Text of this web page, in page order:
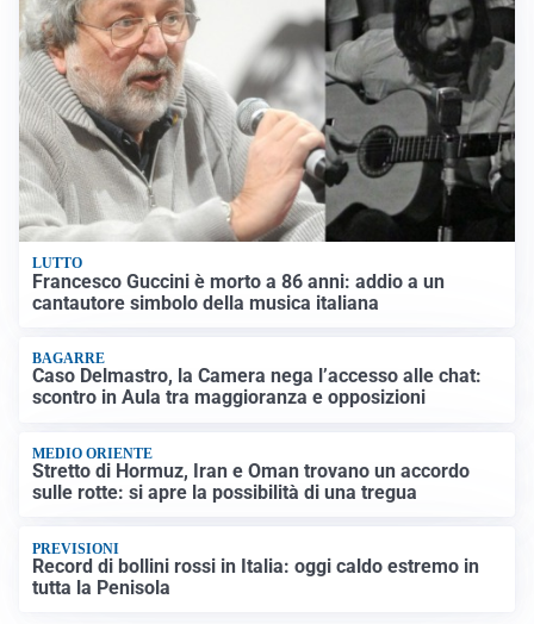
LUTTO
Francesco Guccini è morto a 86 anni: addio a un
cantautore simbolo della musica italiana
BAGARRE
Caso Delmastro, la Camera nega l’accesso alle chat:
scontro in Aula tra maggioranza e opposizioni
MEDIO ORIENTE
Stretto di Hormuz, Iran e Oman trovano un accordo
sulle rotte: si apre la possibilità di una tregua
PREVISIONI
Record di bollini rossi in Italia: oggi caldo estremo in
tutta la Penisola